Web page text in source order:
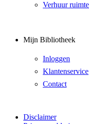
Verhuur
Mijn Bibliotheek
Inloggen
Klantenservice
Contact
Disclaimer